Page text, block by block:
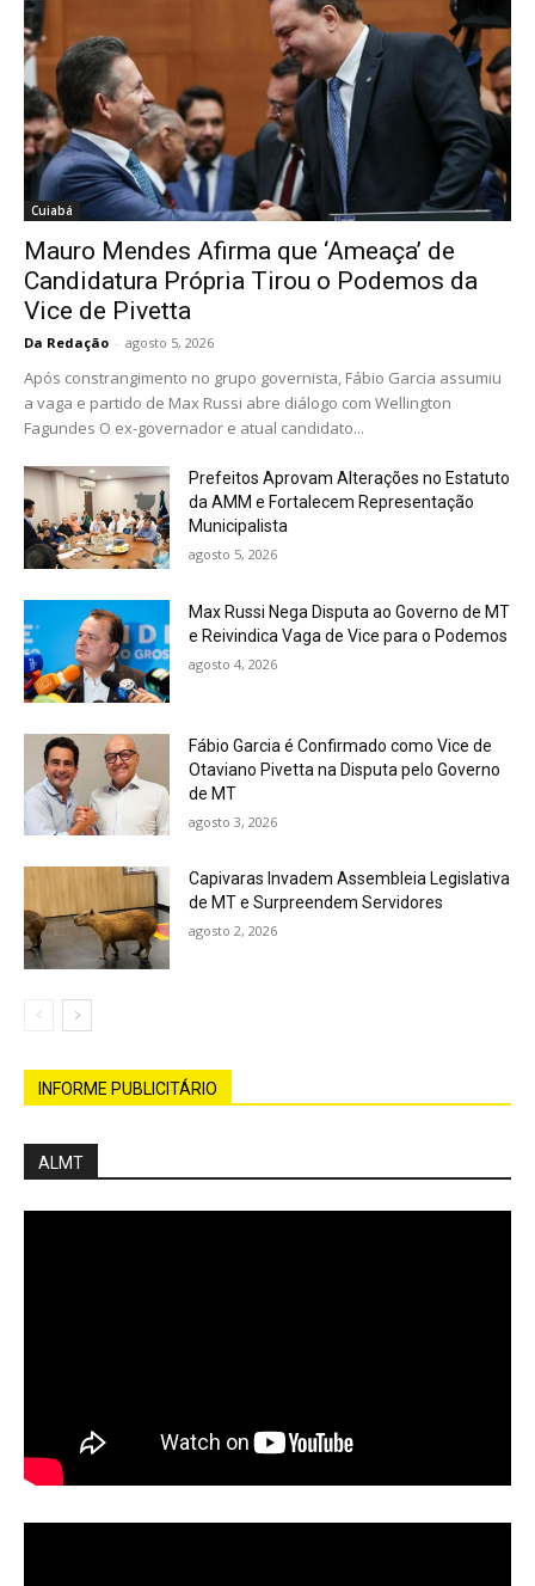
Cuiabá
Mauro Mendes Afirma que ‘Ameaça’ de
Candidatura Própria Tirou o Podemos da
Vice de Pivetta
Da Redação - agosto 5, 2026
Após constrangimento no grupo governista, Fábio Garcia assumiu
a vaga e partido de Max Russi abre diálogo com Wellington
Fagundes O ex-governador e atual candidato...
Prefeitos Aprovam Alterações no Estatuto
da AMM e Fortalecem Representação
Municipalista
agosto 5, 2026
Max Russi Nega Disputa ao Governo de MT
e Reivindica Vaga de Vice para o Podemos
agosto 4, 2026
Fábio Garcia é Confirmado como Vice de
Otaviano Pivetta na Disputa pelo Governo
de MT
agosto 3, 2026
Capivaras Invadem Assembleia Legislativa
de MT e Surpreendem Servidores
agosto 2, 2026
INFORME PUBLICITÁRIO
ALMT